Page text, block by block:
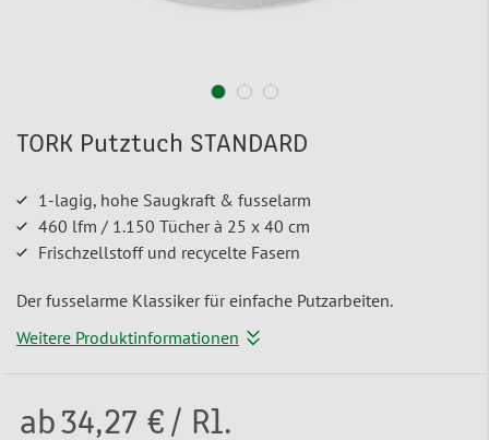
TORK Putztuch STANDARD
1-lagig, hohe Saugkraft & fusselarm
460 lfm / 1.150 Tücher à 25 x 40 cm
Frischzellstoff und recycelte Fasern
Der fusselarme Klassiker für einfache Putzarbeiten.
Weitere Produktinformationen
ab34,27 € / Rl.